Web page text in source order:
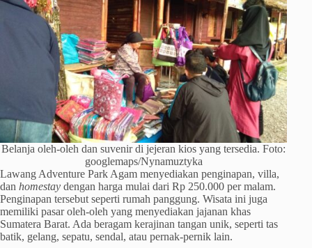
Belanja oleh-oleh dan suvenir di jejeran kios yang tersedia. Foto:
googlemaps/Nynamuztyka
Lawang Adventure Park Agam menyediakan penginapan, villa,
dan homestay dengan harga mulai dari Rp 250.000 per malam.
Penginapan tersebut seperti rumah panggung. Wisata ini juga
memiliki pasar oleh-oleh yang menyediakan jajanan khas
Sumatera Barat. Ada beragam kerajinan tangan unik, seperti tas
batik, gelang, sepatu, sendal, atau pernak-pernik lain.